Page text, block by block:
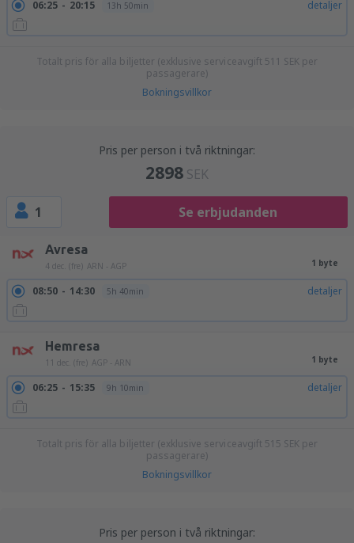
06:25 20:15 13h 50min detaljer
Totalt pris för alla biljetter (exklusive serviceavgift 511 SEK per
passagerare)
Bokningsvillkor
Pris per person i två riktningar:
2898 SEK
1 Se erbjudanden
Avresa
4 dec. (fre) ARN - AGP 1 byte
08:50 14:30 5h 40min detaljer
Hemresa
11 dec. (fre) AGP - ARN 1 byte
06:25 15:35 9h 10min detaljer
Totalt pris för alla biljetter (exklusive serviceavgift 515 SEK per
passagerare)
Bokningsvillkor
Pris per person i två riktningar: